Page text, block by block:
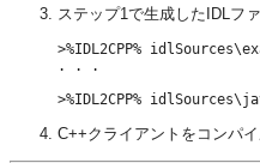
ステップ1で生成したIDLフ
>%IDL2CPP%
. . .
C++クライアントをコンパイ